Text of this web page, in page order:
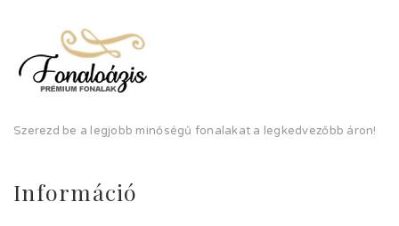
Szerezd be a legjobb minőségű fonalakat a legkedvezőbb áron!
Információ